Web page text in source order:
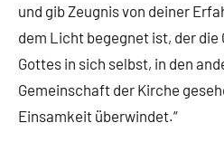
und gib Zeugnis von deiner
dem Licht begegnet ist, der die
Gottes in sich selbst, in den
Gemeinschaft der Kirche
Einsamkeit überwindet.“